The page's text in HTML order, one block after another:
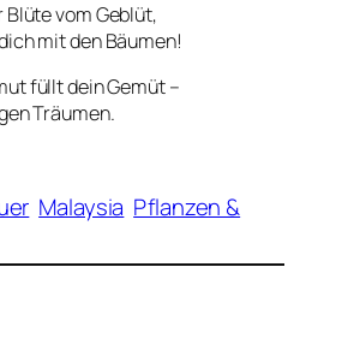
Blüte vom Geblüt,
mit den Bäumen!
füllt dein Gemüt –
Träumen.
Malaysia Pflanzen &